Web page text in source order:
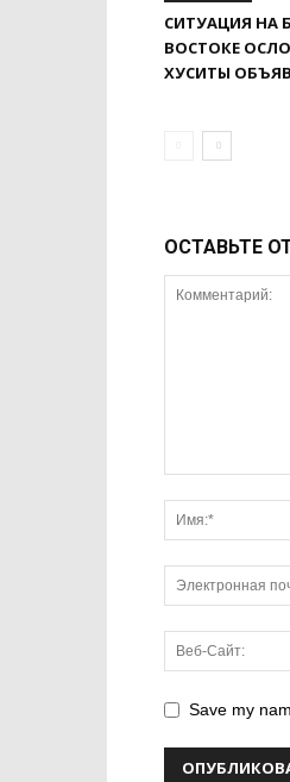
СИТУАЦИЯ НА
ВОСТОКЕ
ХУСИТЫ
ОСТАВЬТЕ
Save my